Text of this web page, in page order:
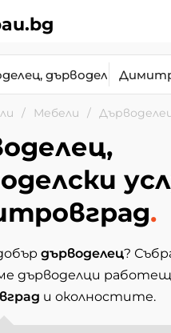
Мебели
.
дърводелец?
дърводелци
и околностите.